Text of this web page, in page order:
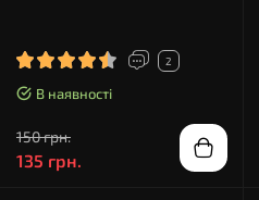
2
В наявності
150 грн.
135 грн.